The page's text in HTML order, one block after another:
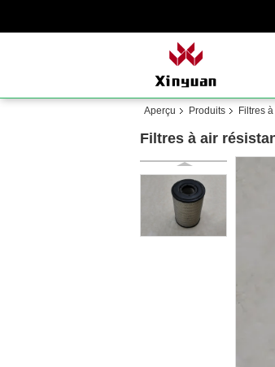
Aperçu Produits Filtres
Filtres à air